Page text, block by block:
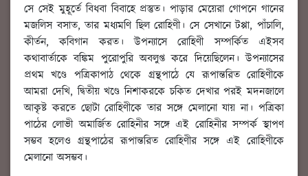
সে সেই মুহূর্তে বিধবা বিবাহে প্রস্তুত। পাড়ার মেয়েরা গোপনে গানের
মজলিস বসাত, তার মধ্যমণি ছিল রোহিণী। সে সেখানে টপ্পা, পাঁচালি,
কীর্তন, কবিগান করত। উপন্যাসে রোহিণী সম্পর্কিত এইসব
কথাবার্তাকে বঙ্কিম পুরোপুরি অবলুপ্ত করে দিয়েছিলেন। উপন্যাসের
প্রথম খণ্ডে পত্রিকাপাঠ থেকে গ্রন্থপাঠে যে রূপান্তরিত রোহিণীকে
আমরা দেখি, দ্বিতীয় খণ্ডে নিশাকরকে চকিত দেখার পরই মদনজালে
আকৃষ্ট করতে ছোটা রোহিণীকে তার সঙ্গে মেলানো যায় না। পত্রিকা
পাঠের লোভী অমার্জিত রোহিনীর সঙ্গে এই রোহিনীর সম্পর্ক স্থাপণ
সম্ভব হলেও গ্রন্থপাঠের রূপান্তরিত রোহিণীর সঙ্গে এই রোহিণীকে
মেলানো অসম্ভব।